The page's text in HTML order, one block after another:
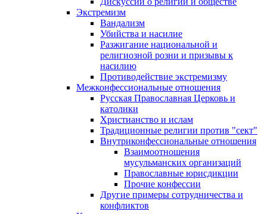
Экстремизм
Вандализм
Убийства и насилие
Разжигание национальной и
религиозной розни и призывы к
насилию
Противодействие экстремизму
Межконфессиональные отношения
Русская Православная Церковь и
католики
Христианство и ислам
Традиционные религии против "сект"
Внутриконфессиональные отношения
Взаимоотношения
мусульманских организаций
Православные юрисдикции
Прочие конфессии
Другие примеры сотрудничества и
конфликтов